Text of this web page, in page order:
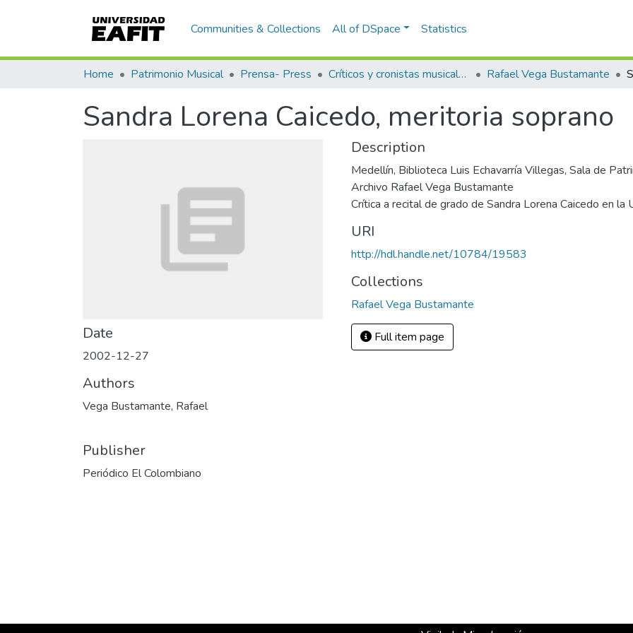
Communities & Collections All of DSpace Statistics
Home Patrimonio Musical Prensa- Press Críticos y cronistas musicales Rafael Vega Bustamante
Sandra Lorena Caicedo, meritoria soprano
Date
2002-12-27
Authors
Vega Bustamante, Rafael
Publisher
Periódico El Colombiano
Description
Medellín, Biblioteca Luis Echavarría Villegas, Sala de
Archivo Rafael Vega Bustamante
Crítica a recital de grado de Sandra Lorena Caicedo en la
URI
http://hdl.handle.net/10784/19583
Collections
Rafael Vega Bustamante
Full item page